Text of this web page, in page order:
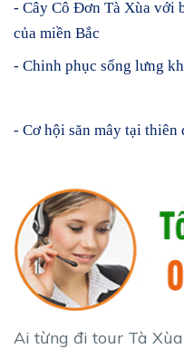
- Cây Cô Đơn Tà Xùa với
của miền Bắc
- Chinh phục sống lưng
- Cơ hội săn mây tại thiên
Ai từng đi tour Tà